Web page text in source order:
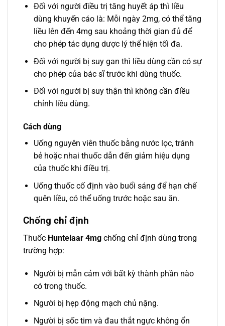
Đối với người điều trị tăng huyết áp thì liều
dùng khuyến cáo là: Mỗi ngày 2mg, có thể tăng
liều lên đến 4mg sau khoảng thời gian đủ để
cho phép tác dụng dược lý thể hiện tối đa.
Đối với người bị suy gan thì liều dùng cần có sự
cho phép của bác sĩ trước khi dùng thuốc.
Đối với người bị suy thận thì không cần điều
chỉnh liều dùng.
Cách dùng
Uống nguyên viên thuốc bằng nước lọc, tránh
bẻ hoặc nhai thuốc dẫn đến giảm hiệu dụng
của thuốc khi điều trị.
Uống thuốc cố định vào buổi sáng để hạn chế
quên liều, có thể uống trước hoặc sau ăn.
Chống chỉ định
Thuốc Huntelaar 4mg chống chỉ định dùng trong
trường hợp:
Người bị mẫn cảm với bất kỳ thành phần nào
có trong thuốc.
Người bị hẹp động mạch chủ nặng.
Người bị sốc tim và đau thắt ngực không ổn